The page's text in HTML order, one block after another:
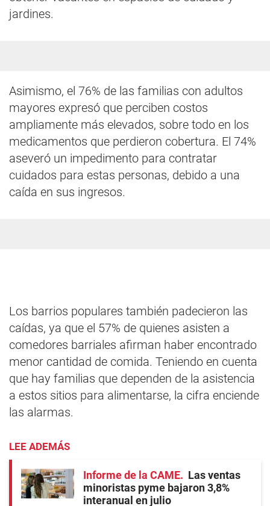
jardines.
Asimismo, el 76% de las familias con adultos
mayores expresó que perciben costos
ampliamente más elevados, sobre todo en los
medicamentos que perdieron cobertura. El 74%
aseveró un impedimento para contratar
cuidados para estas personas, debido a una
caída en sus ingresos.
Los barrios populares también padecieron las
caídas, ya que el 57% de quienes asisten a
comedores barriales afirman haber encontrado
menor cantidad de comida. Teniendo en cuenta
que hay familias que dependen de la asistencia
a estos sitios para alimentarse, la cifra enciende
las alarmas.
LEE ADEMÁS
Informe de la CAME
Las ventas
minoristas pyme bajaron 3,8%
interanual en julio